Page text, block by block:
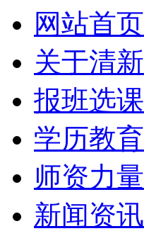
网站首页
关于清新
报班选课
学历教育
师资力量
新闻资讯